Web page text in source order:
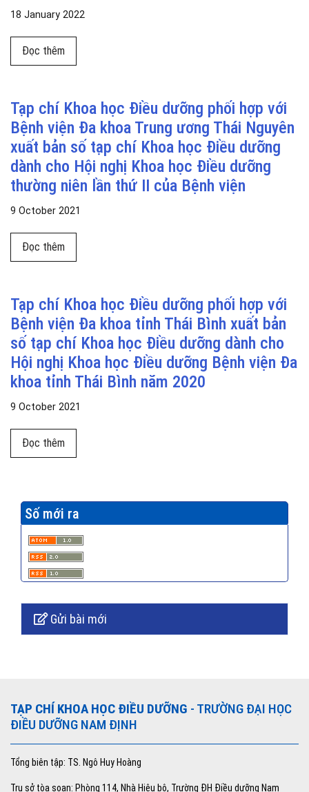
18 January 2022
Đọc thêmĐọc thêm về Tạp chí Khoa học Điều dưỡng gửi thư
Tạp chí Khoa học Điều dưỡng phối hợp với
Bệnh viện Đa khoa Trung ương Thái Nguyên
xuất bản số tạp chí Khoa học Điều dưỡng
dành cho Hội nghị Khoa học Điều dưỡng
thường niên lần thứ II của Bệnh viện
9 October 2021
Đọc thêmĐọc thêm về Tạp chí Khoa học Điều dưỡng phối hợp với
Tạp chí Khoa học Điều dưỡng phối hợp với
Bệnh viện Đa khoa tỉnh Thái Bình xuất bản
số tạp chí Khoa học Điều dưỡng dành cho
Hội nghị Khoa học Điều dưỡng Bệnh viện Đa
khoa tỉnh Thái Bình năm 2020
9 October 2021
Đọc thêmĐọc thêm về Tạp chí Khoa học Điều dưỡng phối hợp với
Số mới ra
Gửi bài mới
TẠP CHÍ KHOA HỌC ĐIỀU DƯỠNG - TRƯỜNG ĐẠI HỌC
ĐIỀU DƯỠNG NAM ĐỊNH
Tổng biên tập: TS. Ngô Huy Hoàng
Trụ sở tòa soạn: Phòng 114, Nhà Hiệu bộ, Trường ĐH Điều dưỡng Nam